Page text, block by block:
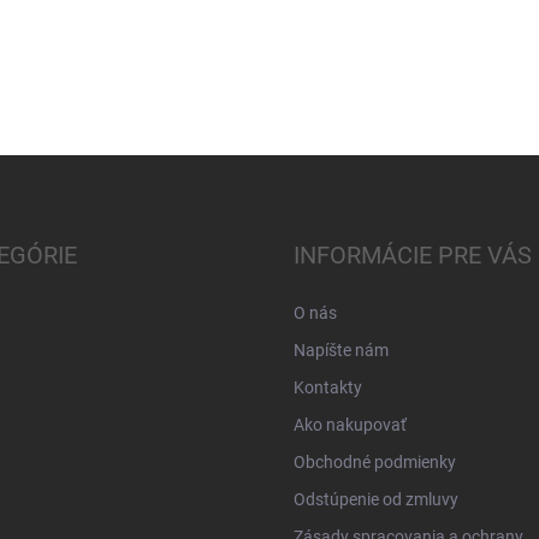
INFORMÁCIE PRE VÁS
O nás
Napíšte nám
Kontakty
Ako nakupovať
Obchodné podmienky
Odstúpenie od zmluvy